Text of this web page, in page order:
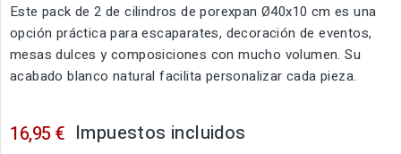
Este pack de 2 de cilindros de porexpan Ø40x10 cm es una
opción práctica para escaparates, decoración de eventos,
mesas dulces y composiciones con mucho volumen. Su
acabado blanco natural facilita personalizar cada pieza.
16,95 € Impuestos incluidos